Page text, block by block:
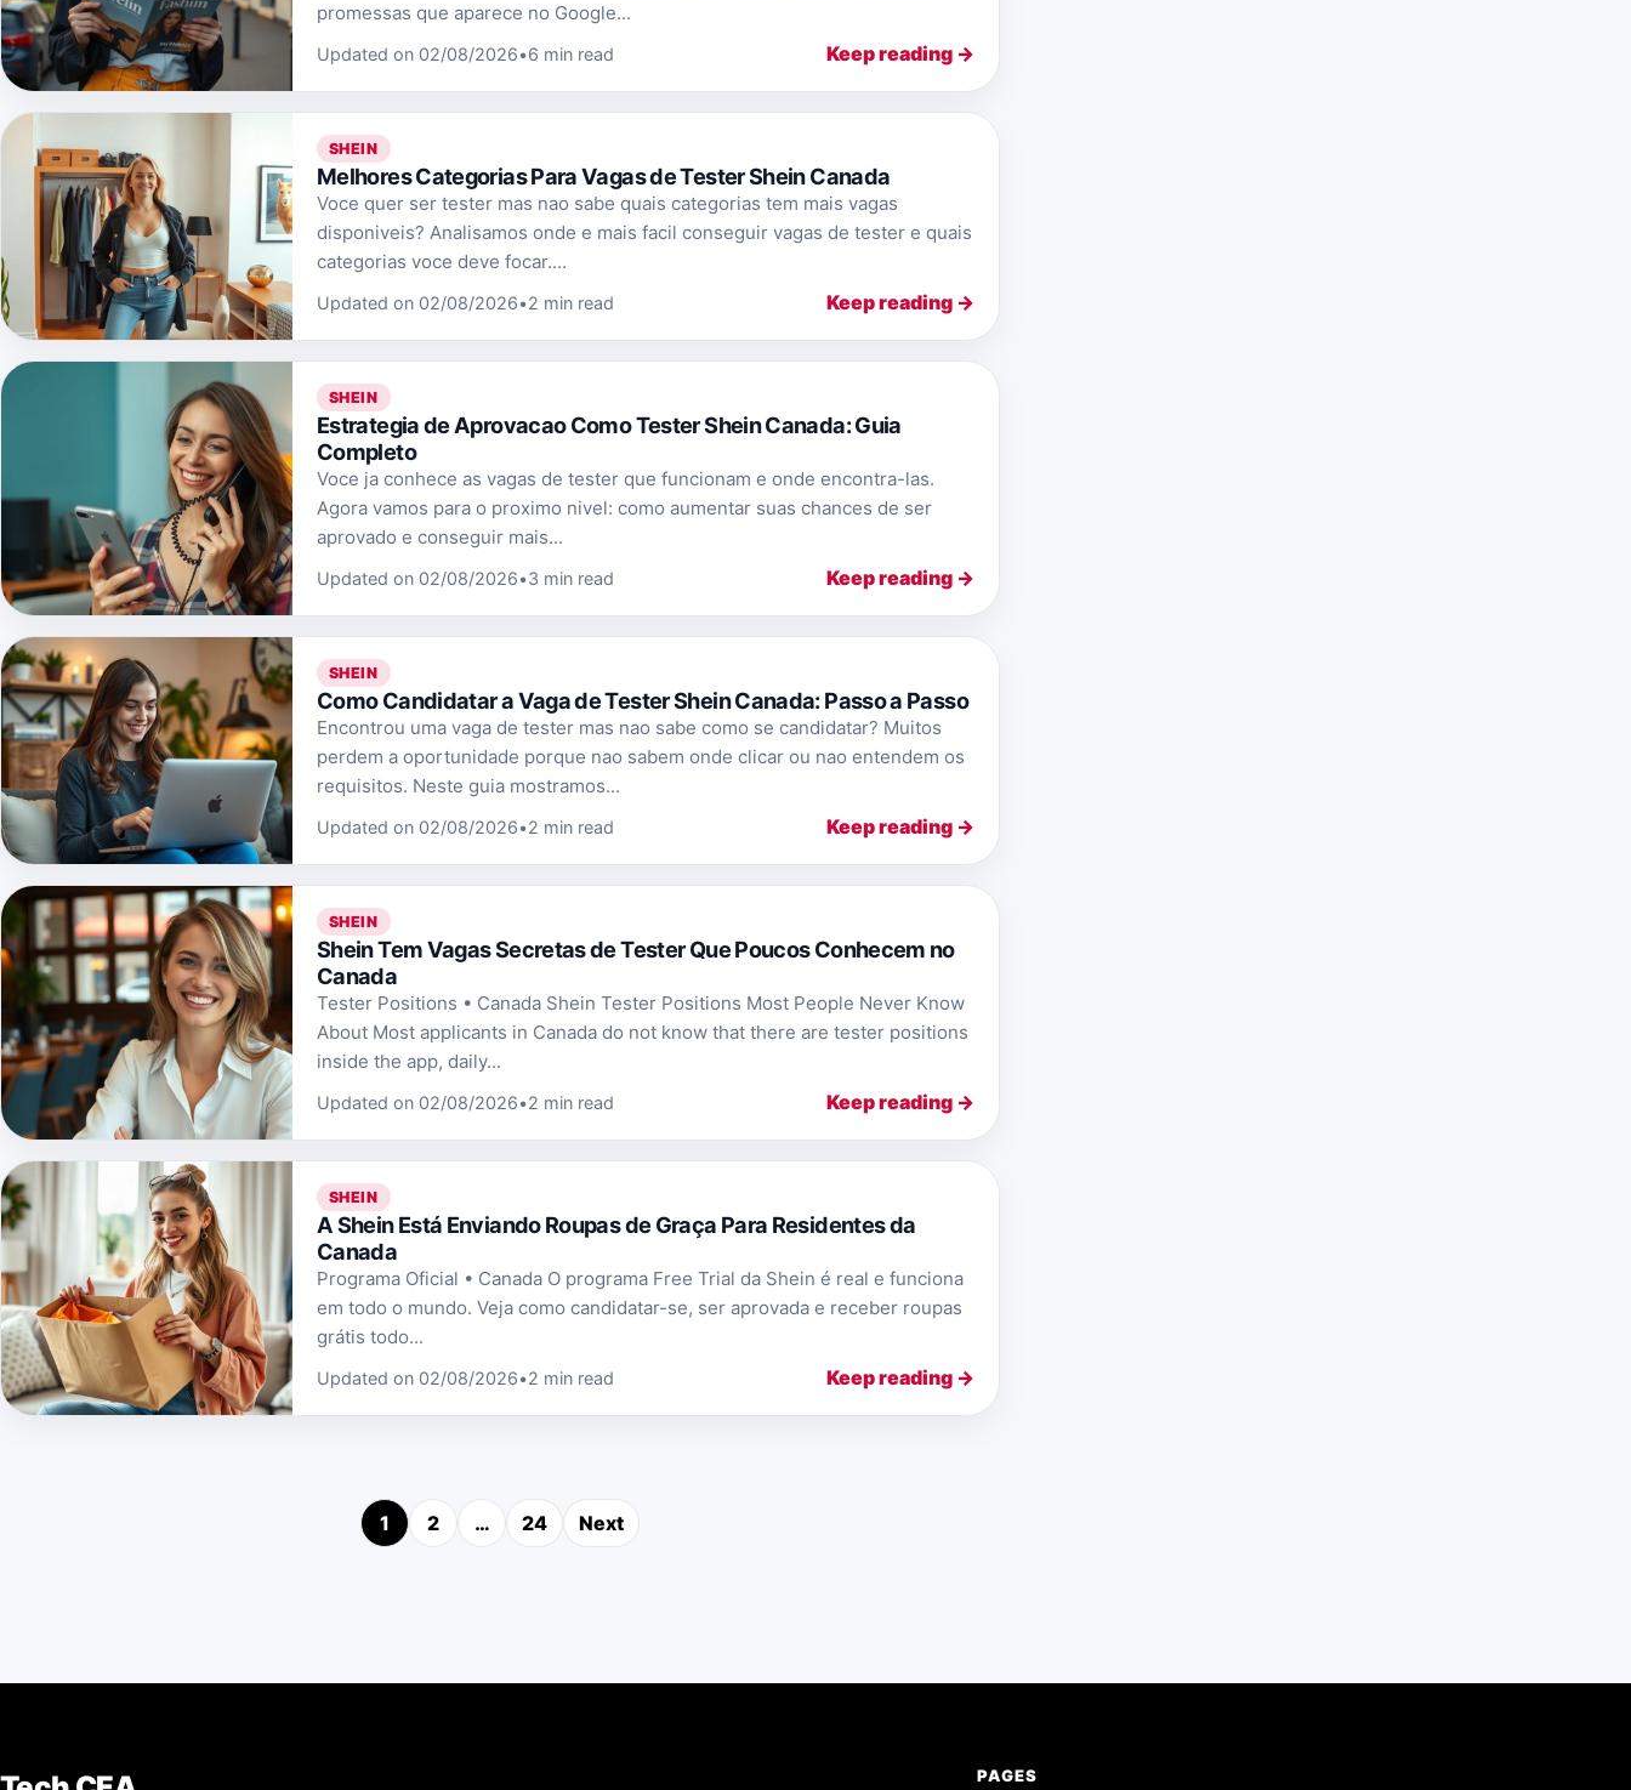
promessas que aparece no Google...
Updated on 02/08/2026•6 min read Keep reading →
SHEIN
Melhores Categorias Para Vagas de Tester Shein Canada
Voce quer ser tester mas nao sabe quais categorias tem mais vagas
disponiveis? Analisamos onde e mais facil conseguir vagas de tester e quais
categorias voce deve focar....
Updated on 02/08/2026•2 min read Keep reading →
SHEIN
Estrategia de Aprovacao Como Tester Shein Canada: Guia
Completo
Voce ja conhece as vagas de tester que funcionam e onde encontra-las.
Agora vamos para o proximo nivel: como aumentar suas chances de ser
aprovado e conseguir mais...
Updated on 02/08/2026•3 min read Keep reading →
SHEIN
Como Candidatar a Vaga de Tester Shein Canada: Passo a Passo
Encontrou uma vaga de tester mas nao sabe como se candidatar? Muitos
perdem a oportunidade porque nao sabem onde clicar ou nao entendem os
requisitos. Neste guia mostramos...
Updated on 02/08/2026•2 min read Keep reading →
SHEIN
Shein Tem Vagas Secretas de Tester Que Poucos Conhecem no
Canada
Tester Positions • Canada Shein Tester Positions Most People Never Know
About Most applicants in Canada do not know that there are tester positions
inside the app, daily...
Updated on 02/08/2026•2 min read Keep reading →
SHEIN
A Shein Está Enviando Roupas de Graça Para Residentes da
Canada
Programa Oficial • Canada O programa Free Trial da Shein é real e funciona
em todo o mundo. Veja como candidatar-se, ser aprovada e receber roupas
grátis todo...
Updated on 02/08/2026•2 min read Keep reading →
Posts pagination
1 2 … 24 Next
PAGES